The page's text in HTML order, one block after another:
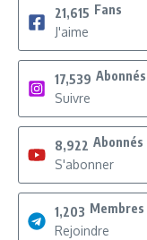
21,615 Fans
J'aime
17,539 Abonnés
Suivre
8,922 Abonnés
S'abonner
1,203 Membres
Rejoindre